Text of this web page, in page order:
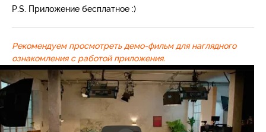
P.S. Приложение бесплатное :)
Рекомендуем просмотреть демо-фильм для наглядного
ознакомления с работой приложения.